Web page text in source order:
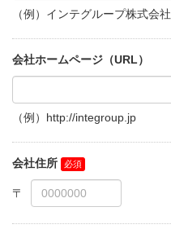
（例）インテグループ株式会社
会社ホームページ（URL）
（例）http://integroup.jp
会社住所